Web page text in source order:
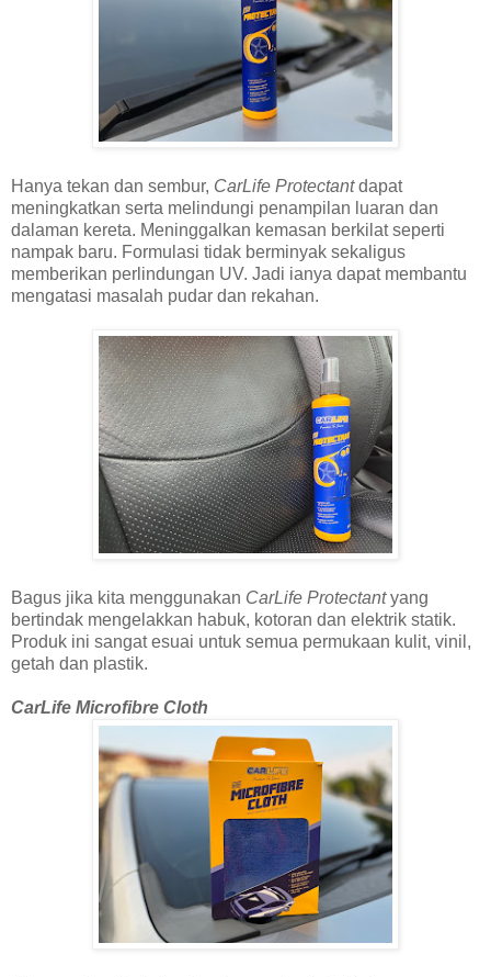
Hanya tekan dan sembur, CarLife Protectantdapat
meningkatkan serta melindungi penampilan luaran dan
dalaman kereta. Meninggalkan kemasan berkilat seperti
nampak baru. Formulasi tidak berminyak sekaligus
memberikan perlindungan UV. Jadi ianya dapat membantu
mengatasi masalah pudar dan rekahan.
Bagus jika kita menggunakan CarLife Protectantyang
bertindak mengelakkan habuk, kotoran dan elektrik statik.
Produk ini sangat esuai untuk semua permukaan kulit, vinil,
getah dan plastik.
CarLife Microfibre Cloth